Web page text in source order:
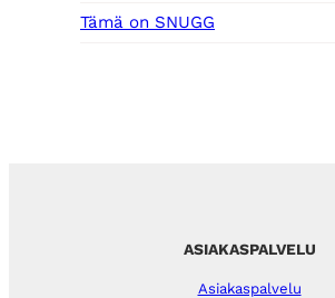
Tämä on SNUGG
ASIAKASPALVELU
Asiakaspalvelu